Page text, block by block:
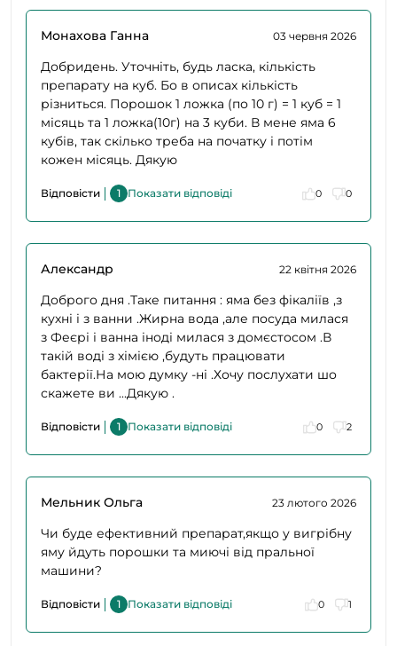
Монахова Ганна 03 червня 2026
Добридень. Уточніть, будь ласка, кількість
препарату на куб. Бо в описах кількість
різниться. Порошок 1 ложка (по 10 г) = 1 куб = 1
місяць та 1 ложка(10г) на 3 куби. В мене яма 6
кубів, так скілько треба на початку і потім
кожен місяць. Дякую
Відповісти 1 Показати відповіді 0 0
Александр 22 квітня 2026
Доброго дня .Таке питання : яма без фікаліїв ,з
кухні і з ванни .Жирна вода ,але посуда милася
з Феєрі і ванна іноді милася з домєстосом .В
такій воді з хімією ,будуть працювати
бактерії.На мою думку -ні .Хочу послухати шо
скажете ви ...Дякую .
Відповісти 1 Показати відповіді 0 2
Мельник Ольга 23 лютого 2026
Чи буде ефективний препарат,якщо у вигрібну
яму йдуть порошки та миючі від пральної
машини?
Відповісти 1 Показати відповіді 0 1